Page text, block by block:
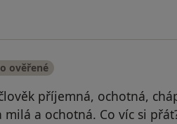
ověřené
příjemná, ochotná,
a ochotná. Co víc si